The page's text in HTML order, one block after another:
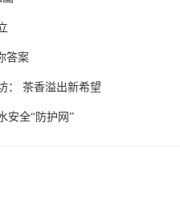
答案
： 茶香溢出新希望
安全“防护网”